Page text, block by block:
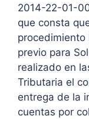
2014-22-01-
que consta
procedimiento
previo para
realizado en
Tributaria el
entrega de la
cuentas por